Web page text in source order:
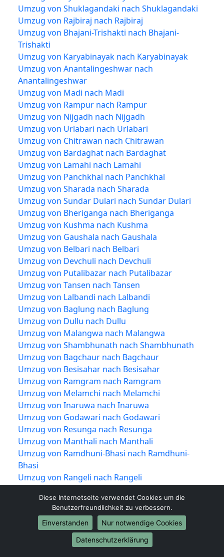
Umzug von Shuklagandaki nach Shuklagandaki
Umzug von Rajbiraj nach Rajbiraj
Umzug von Bhajani-Trishakti nach Bhajani-
Trishakti
Umzug von Karyabinayak nach Karyabinayak
Umzug von Anantalingeshwar nach
Anantalingeshwar
Umzug von Madi nach Madi
Umzug von Rampur nach Rampur
Umzug von Nijgadh nach Nijgadh
Umzug von Urlabari nach Urlabari
Umzug von Chitrawan nach Chitrawan
Umzug von Bardaghat nach Bardaghat
Umzug von Lamahi nach Lamahi
Umzug von Panchkhal nach Panchkhal
Umzug von Sharada nach Sharada
Umzug von Sundar Dulari nach Sundar Dulari
Umzug von Bheriganga nach Bheriganga
Umzug von Kushma nach Kushma
Umzug von Gaushala nach Gaushala
Umzug von Belbari nach Belbari
Umzug von Devchuli nach Devchuli
Umzug von Putalibazar nach Putalibazar
Umzug von Tansen nach Tansen
Umzug von Lalbandi nach Lalbandi
Umzug von Baglung nach Baglung
Umzug von Dullu nach Dullu
Umzug von Malangwa nach Malangwa
Umzug von Shambhunath nach Shambhunath
Umzug von Bagchaur nach Bagchaur
Umzug von Besisahar nach Besisahar
Umzug von Ramgram nach Ramgram
Umzug von Melamchi nach Melamchi
Umzug von Inaruwa nach Inaruwa
Umzug von Godawari nach Godawari
Umzug von Resunga nach Resunga
Umzug von Manthali nach Manthali
Umzug von Ramdhuni-Bhasi nach Ramdhuni-
Bhasi
Umzug von Rangeli nach Rangeli
Umzug von Katari nach Katari
Umzug von Bidur nach Bidur
Umzug von Pokhariya nach Pokhariya
Umzug von Khandbari nach Khandbari
Umzug von Dipayal Silgadhi nach Dipayal
Diese Internetseite verwendet Cookies um die
Benutzerfreundlichkeit zu verbessern.
Einverstanden
Nur notwendige Cookies
Datenschutzerklärung